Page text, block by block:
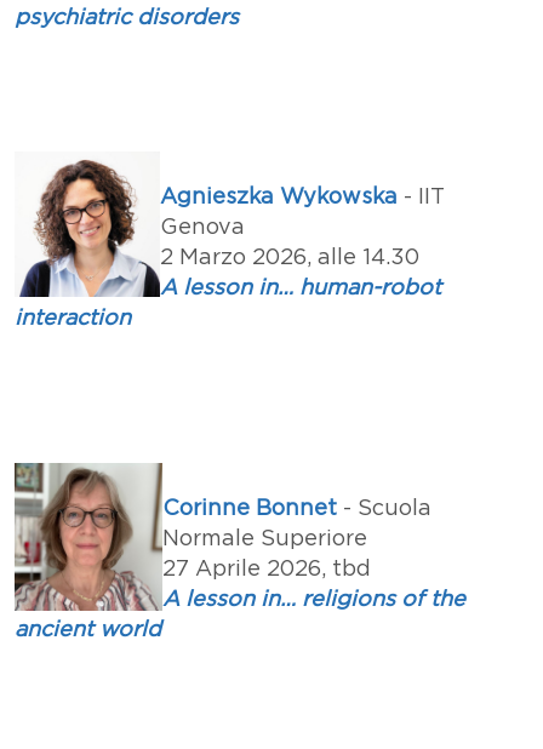
psychiatric disorders
Agnieszka Wykowska - IIT
Genova
2 Marzo 2026, alle 14.30
A lesson in… human-robot
interaction
Corinne Bonnet - Scuola
Normale Superiore
27 Aprile 2026, tbd
A lesson in… religions of the
ancient world